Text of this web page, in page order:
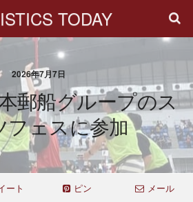
TODAY
2026年7月7日
郵船グループのス
フェスに参加
ート ピン メール